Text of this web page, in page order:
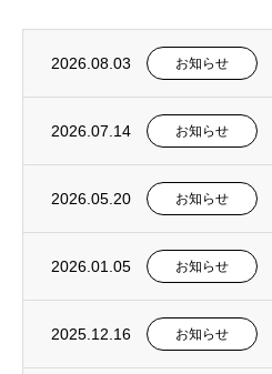
2026.08.03 お知らせ
2026.07.14 お知らせ
2026.05.20 お知らせ
2026.01.05 お知らせ
2025.12.16 お知らせ